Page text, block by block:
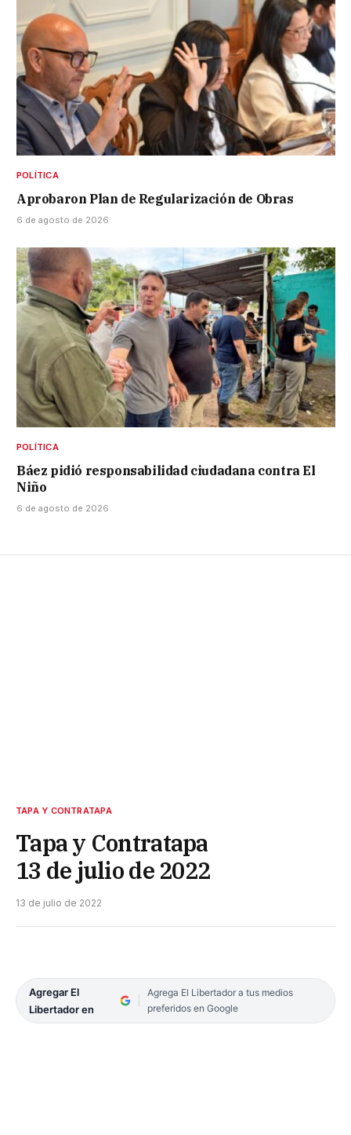
POLÍTICA
Aprobaron Plan de Regularización de Obras
6 de agosto de 2026
POLÍTICA
Báez pidió responsabilidad ciudadana contra El
Niño
6 de agosto de 2026
TAPA Y CONTRATAPA
Tapa y Contratapa
13 de julio de 2022
13 de julio de 2022
Agregar El
Libertador en
Agrega El Libertador a tus medios
preferidos en Google